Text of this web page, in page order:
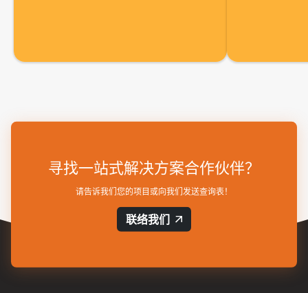
寻找一站式解决方案合作伙伴？
请告诉我们您的项目或向我们发送查询表！
联络我们